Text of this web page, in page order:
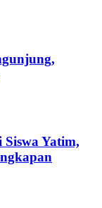
Yatim,